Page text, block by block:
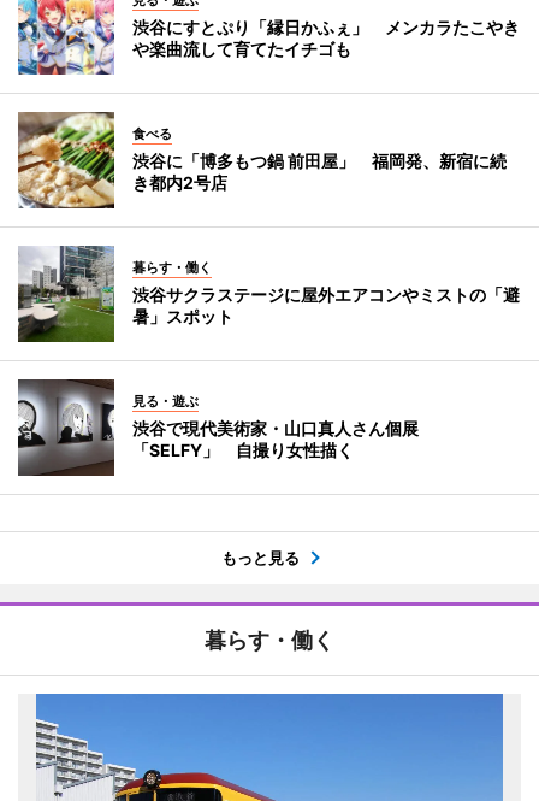
渋谷にすとぷり「縁日かふぇ」 メンカラたこやき
や楽曲流して育てたイチゴも
食べる
渋谷に「博多もつ鍋 前田屋」 福岡発、新宿に続
き都内2号店
暮らす・働く
渋谷サクラステージに屋外エアコンやミストの「避
暑」スポット
見る・遊ぶ
渋谷で現代美術家・山口真人さん個展
「SELFY」 自撮り女性描く
もっと見る
暮らす・働く